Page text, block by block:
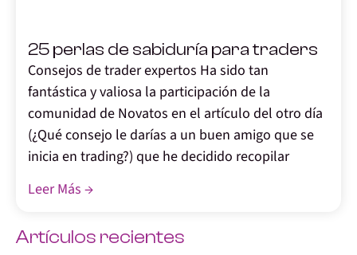
25 perlas de sabiduría para traders
Consejos de trader expertos Ha sido tan
fantástica y valiosa la participación de la
comunidad de Novatos en el artículo del otro día
(¿Qué consejo le darías a un buen amigo que se
inicia en trading?) que he decidido recopilar
Leer Más →
Artículos recientes